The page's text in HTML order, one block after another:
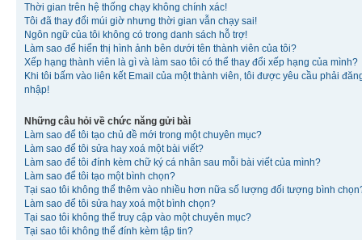
Thời gian trên hệ thống chạy không chính xác!
Tôi đã thay đổi múi giờ nhưng thời gian vẫn chạy sai!
Ngôn ngữ của tôi không có trong danh sách hỗ trợ!
Làm sao để hiển thị hình ảnh bên dưới tên thành viên của tôi?
Xếp hạng thành viên là gì và làm sao tôi có thể thay đổi xếp hạng của mình?
Khi tôi bấm vào liên kết Email của một thành viên, tôi được yêu cầu phải
nhập!
Những câu hỏi về chức năng gửi bài
Làm sao để tôi tạo chủ đề mới trong một chuyên mục?
Làm sao để tôi sửa hay xoá một bài viết?
Làm sao để tôi đính kèm chữ ký cá nhân sau mỗi bài viết của mình?
Làm sao để tôi tạo một bình chọn?
Tại sao tôi không thể thêm vào nhiều hơn nữa số lượng đối tượng bình
Làm sao để tôi sửa hay xoá một bình chọn?
Tại sao tôi không thể truy cập vào một chuyên mục?
Tại sao tôi không thể đính kèm tập tin?